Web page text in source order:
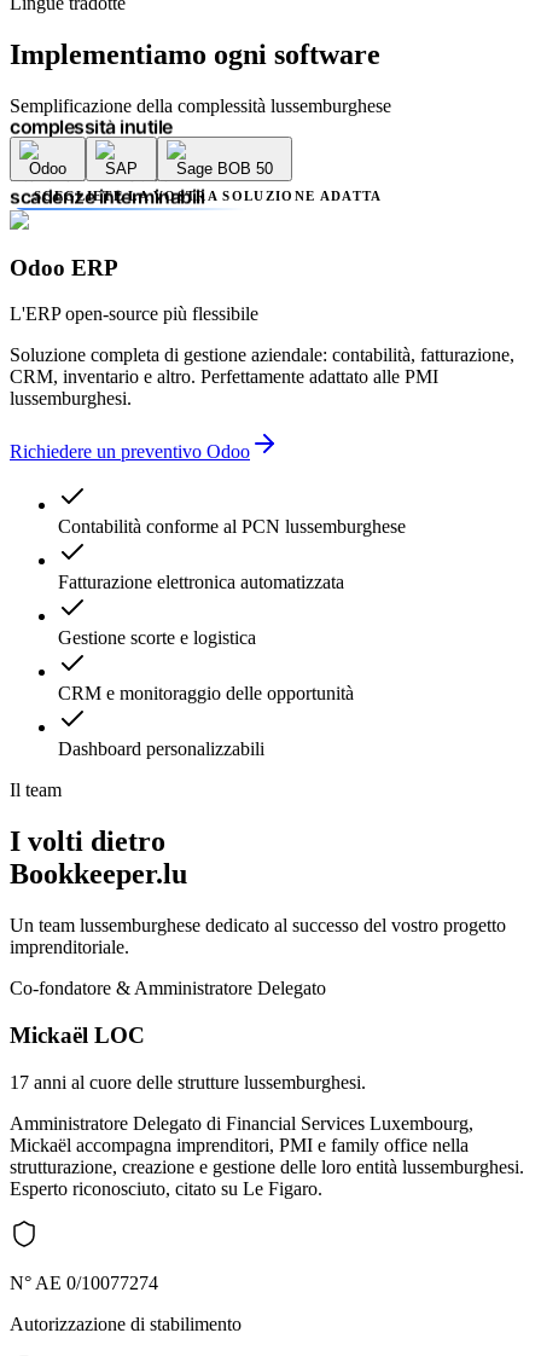
errori contabili
scadenze interminabili
più fornitori
complessità inutile
errori contabili
ritardi amministrativi
scadenze interminabili
mancanza di trasparenza
complessità inutile
ritardi amministrativi
Implementiamo ogni software
Semplificazione della complessità lussemburghese
Odoo SAP Sage BOB 50
SCEGLIETE LA VOSTRA SOLUZIONE ADATTA
Odoo ERP
L'ERP open-source più flessibile
Soluzione completa di gestione aziendale: contabilità, fatturazione,
CRM, inventario e altro. Perfettamente adattato alle PMI
lussemburghesi.
Richiedere un preventivo Odoo
Contabilità conforme al PCN lussemburghese
Fatturazione elettronica automatizzata
Gestione scorte e logistica
CRM e monitoraggio delle opportunità
Dashboard personalizzabili
Il team
I volti dietro
Bookkeeper.lu
Un team lussemburghese dedicato al successo del vostro progetto
imprenditoriale.
Co-fondatore & Amministratore Delegato
Mickaël LOC
17 anni al cuore delle strutture lussemburghesi.
Amministratore Delegato di Financial Services Luxembourg,
Mickaël accompagna imprenditori, PMI e family office nella
strutturazione, creazione e gestione delle loro entità lussemburghesi.
Esperto riconosciuto, citato su Le Figaro.
N° AE 0/10077274
Autorizzazione di stabilimento